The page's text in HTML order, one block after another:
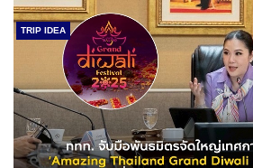
TRIP IDEA